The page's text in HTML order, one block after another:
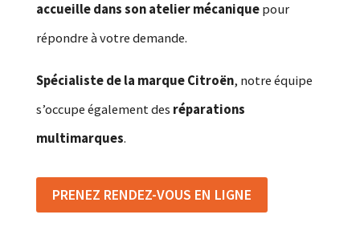
accueille dans son atelier mécaniquepour
répondre à votre demande.
Spécialiste de la marque Citroën, notre équipe
s’occupe également des réparations
multimarques.
PRENEZ RENDEZ-VOUS EN LIGNE